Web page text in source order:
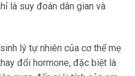
là suy đoán dân gian và
lý tự nhiên của cơ thể mẹ
đổi hormone, đặc biệt là